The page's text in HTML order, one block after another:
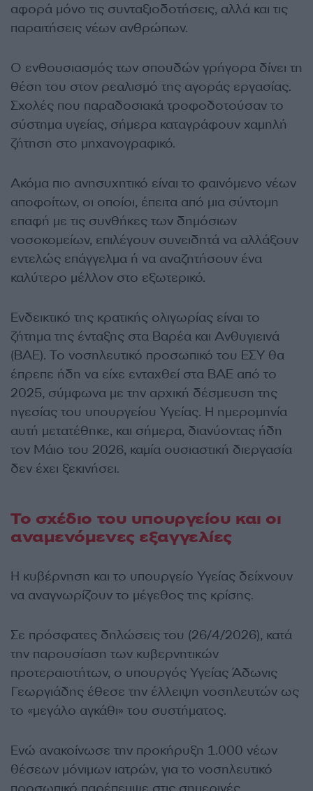
αφορά μόνο τις συνταξιοδοτήσεις, αλλά και τις
παραιτήσεις νέων ανθρώπων.
Ο ενθουσιασμός των σπουδών γρήγορα δίνει τη
θέση του στον ρεαλισμό της αγοράς εργασίας.
Σχολές που παραδοσιακά τροφοδοτούσαν το
σύστημα υγείας, σήμερα καταγράφουν χαμηλή
ζήτηση στο μηχανογραφικό.
Ακόμα πιο ανησυχητικό είναι το φαινόμενο νέων
αποφοίτων, οι οποίοι, έπειτα από μια σύντομη
επαφή με τις συνθήκες των δημόσιων
νοσοκομείων, επιλέγουν συνειδητά να αλλάξουν
εντελώς επάγγελμα ή να αναζητήσουν ένα
καλύτερο μέλλον στο εξωτερικό.
Ενδεικτικό της κρατικής ολιγωρίας είναι το
ζήτημα της ένταξης στα Βαρέα και Ανθυγιεινά
(ΒΑΕ). Το νοσηλευτικό προσωπικό του ΕΣΥ θα
έπρεπε ήδη να είχε ενταχθεί στα ΒΑΕ από το
2025, σύμφωνα με την αρχική δέσμευση της
ηγεσίας του υπουργείου Υγείας. Η ημερομηνία
αυτή μετατέθηκε, και σήμερα, διανύοντας ήδη
τον Μάιο του 2026, καμία ουσιαστική διεργασία
δεν έχει ξεκινήσει.
Το σχέδιο του υπουργείου και οι
αναμενόμενες εξαγγελίες
Η κυβέρνηση και το υπουργείο Υγείας δείχνουν
να αναγνωρίζουν το μέγεθος της κρίσης.
Σε πρόσφατες δηλώσεις του (26/4/2026), κατά
την παρουσίαση των κυβερνητικών
προτεραιοτήτων, ο υπουργός Υγείας Άδωνις
Γεωργιάδης έθεσε την έλλειψη νοσηλευτών ως
το «μεγάλο αγκάθι» του συστήματος.
Ενώ ανακοίνωσε την προκήρυξη 1.000 νέων
θέσεων μόνιμων ιατρών, για το νοσηλευτικό